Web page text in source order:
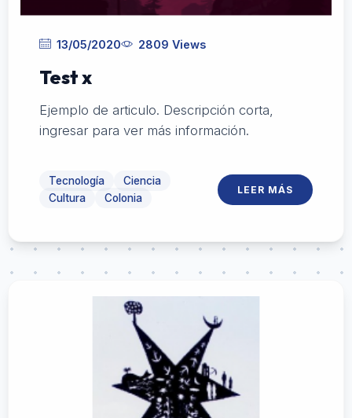
13/05/2020 2809 Views
Test x
Ejemplo de articulo. Descripción corta,
ingresar para ver más información.
Tecnología
Ciencia
Cultura
Colonia
LEER MÁS